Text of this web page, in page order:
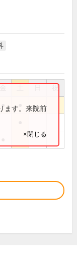
祝
●ます。来院前
×閉じる